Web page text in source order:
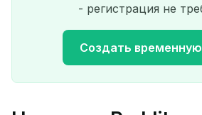
- регистрация не
Создать